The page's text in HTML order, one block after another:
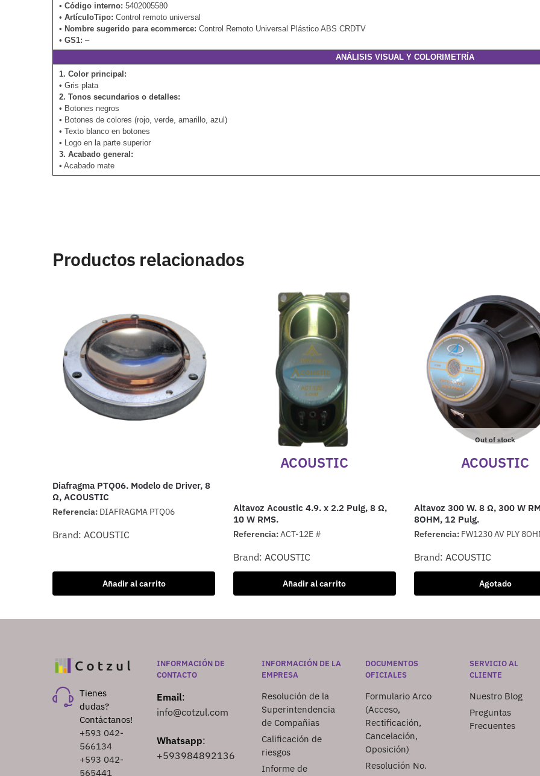
•Código interno: 5402005580
•ArtículoTipo: Control remoto universal
• Nombre sugerido para ecommerce: Control Remoto Universal Plástico ABS CRDTV
•GS1: –
ANÁLISIS VISUAL Y COLORIMETRÍA
1. Color principal:
• Gris plata
2. Tonos secundarios o detalles:
• Botones negros
• Botones de colores (rojo, verde, amarillo, azul)
• Texto blanco en botones
• Logo en la parte superior
3. Acabado general:
• Acabado mate
Productos relacionados
Diafragma PTQ06. Modelo de Driver, 8
Ω, ACOUSTIC
Referencia: DIAFRAGMA PTQ06
Brand: ACOUSTIC
Añadir al carrito
ACOUSTIC
Altavoz Acoustic 4.9. x 2.2 Pulg, 8 Ω,
10 W RMS.
Referencia:ACT-12E #
Brand: ACOUSTIC
Añadir al carrito
Out of stock
ACOUSTIC
Altavoz 300 W. 8 Ω, 300 W
8OHM, 12 Pulg.
Referencia: FW1230 AV PLY
Brand: ACOUSTIC
Agotado
Tienes
dudas?
Contáctanos!
+593 042-
566134
+593 042-
565441
INFORMACIÓN DE
CONTACTO
Email:
info@cotzul.com
Whatsapp:
+593984892136
INFORMACIÓN DE LA
EMPRESA
Resolución de la
Superintendencia
de Compañias
Calificación de
riesgos
Informe de
DOCUMENTOS
OFICIALES
Formulario Arco
(Acceso,
Rectificación,
Cancelación,
Oposición)
Resolución No.
SERVICIO AL
CLIENTE
Nuestro Blog
Preguntas
Frecuentes